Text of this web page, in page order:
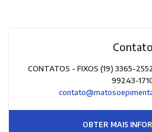
Contato
CONTATOS - FIXOS (19) 3365-
99243-
OBTER MAIS